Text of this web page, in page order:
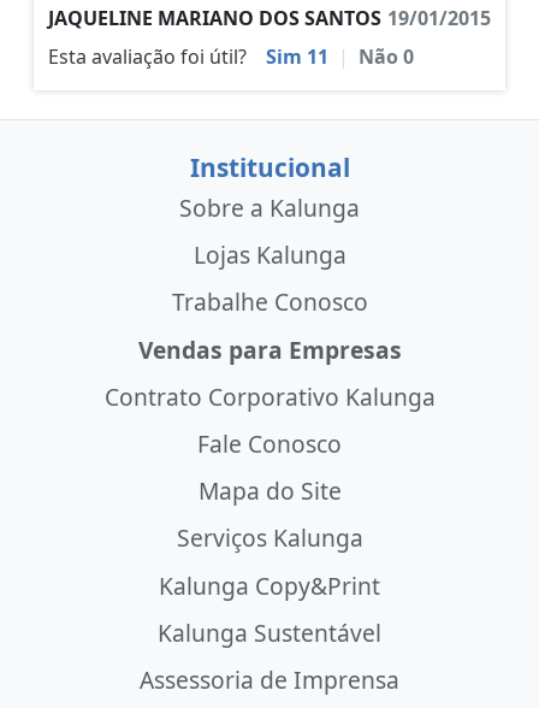
JAQUELINE MARIANO DOS SANTOS 19/01/2015
Esta avaliação foi útil?
Sim 11 | Não0
Institucional
Sobre a Kalunga
Lojas Kalunga
Trabalhe Conosco
Vendas para Empresas
Contrato Corporativo Kalunga
Fale Conosco
Mapa do Site
Serviços Kalunga
Kalunga Copy&Print
Kalunga Sustentável
Assessoria de Imprensa